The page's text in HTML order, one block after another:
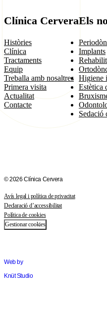
Clínica Cervera
Històries
Clínica
Tractaments
Equip
Treballa amb nosaltres
Primera visita
Actualitat
Contacte
Els
Implants
Higiene
Estètica
Sedació
© 2026 Clínica Cervera
Avís legal i política de privacitat
Declaració d’accessibilitat
Política de cookies
Gestionar cookies
Web by
Knüt Studio